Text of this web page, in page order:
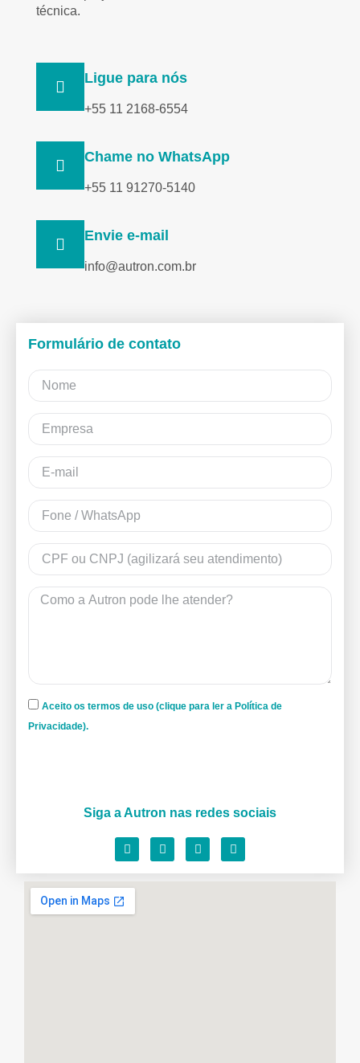
técnica.
Ligue para nós
+55 11 2168-6554
Chame no WhatsApp
+55 11 91270-5140
Envie e-mail
info@autron.com.br
Formulário de contato
Aceito os termos de uso (clique para ler a Política de
Privacidade).
Siga a Autron nas redes sociais